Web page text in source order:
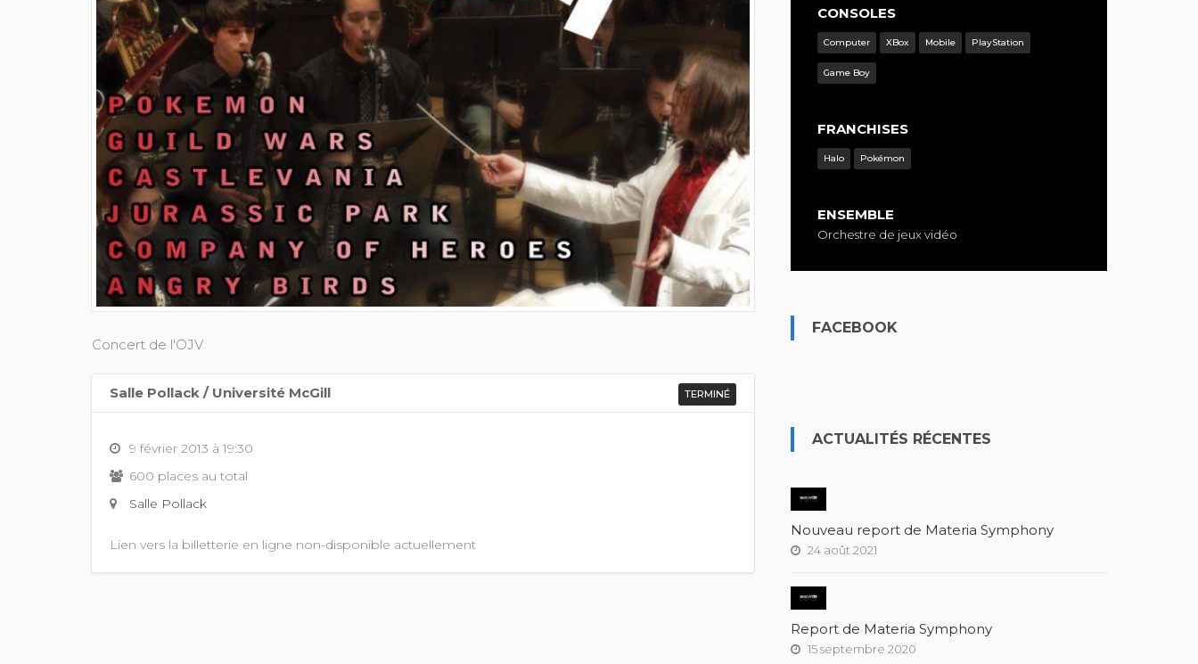
Concert de l'OJV
Salle Pollack / Université McGill TERMINÉ
9 février 2013 à 19:30
600 places au total
Salle Pollack
Lien vers la billetterie en ligne non-disponible actuellement
CONSOLES
Computer XBox Mobile PlayStation
Game Boy
FRANCHISES
Halo Pokémon
ENSEMBLE
Orchestre de jeux vidéo
FACEBOOK
ACTUALITÉS RÉCENTES
Nouveau report de Materia Symphony
24 août 2021
Report de Materia Symphony
15 septembre 2020